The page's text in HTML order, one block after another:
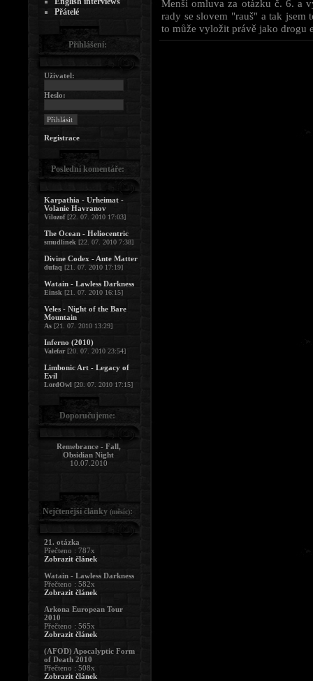
Menší omluva za otázku č. 6. a
rady se slovem "rauš" a tak
to může vyložit právě jako drogu
Přátelé
Přihlášení:
Uživatel:
Heslo:
Registrace
Poslední komentáře:
Karpathia - Urheimat -
Volanie Havranov
Vilozof[22. 07. 2010 17:03]
The Ocean - Heliocentric
smudlinek [22. 07. 2010 7:38]
Divine Codex - Ante Matter
dufaq [21. 07. 2010 17:19]
Watain - Lawless Darkness
Einsk [21. 07. 2010 16:15]
Veles - Night of the Bare
Mountain
As [21. 07. 2010 13:29]
Inferno (2010)
Valefar[20. 07. 2010 23:54]
Limbonic Art - Legacy of
Evil
LordOwl [20. 07. 2010 17:15]
Doporučujeme:
Remebrance - Fall,
Obsidian Night
10.07.2010
Nejčtenější články (měsíc):
21. otázka
Přečteno : 787x
Zobrazit článek
Watain - Lawless Darkness
Přečteno : 582x
Zobrazit článek
Arkona European Tour
2010
Přečteno : 565x
Zobrazit článek
(AFOD) Apocalyptic Form
of Death 2010
Přečteno : 508x
Zobrazit článek